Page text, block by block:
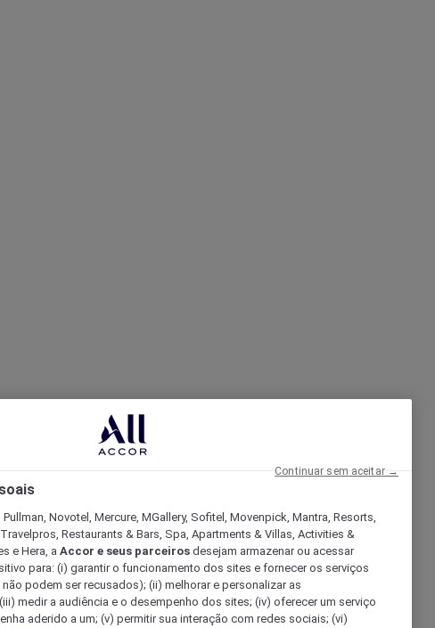
Novotel, Mercure, MGallery, Sofitel, Movenpick, Mantra, Resorts,
Restaurants & Bars, Spa, Apartments & Villas, Activities &
e Hera, a Accor e seus parceiros desejam armazenar ou acessar
para: (i) garantir o funcionamento dos sites e fornecer os serviços
podem ser recusados); (ii) melhorar e personalizar as
medir a audiência e o desempenho dos sites; (iv) oferecer um serviço
aderido a um; (v) permitir sua interação com redes sociais; (vi)
Continuar sem aceitar →